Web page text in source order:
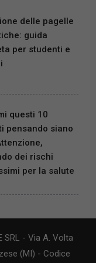
delle pagelle
guida
per studenti e
questi 10
pensando siano
dei rischi
per la salute
SRL - Via A. Volta
(MI) - Codice